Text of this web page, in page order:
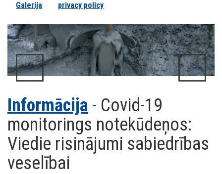
Galerija
privacy policy
Informācija - Covid-19
monitorings notekūdeņos:
Viedie risinājumi sabiedrības
veselībai